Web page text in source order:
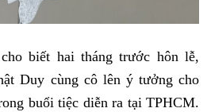
biết hai tháng trước hôn lễ,
Duy cùng cô lên ý tưởng cho
buổi tiệc diễn ra tại TPHCM.